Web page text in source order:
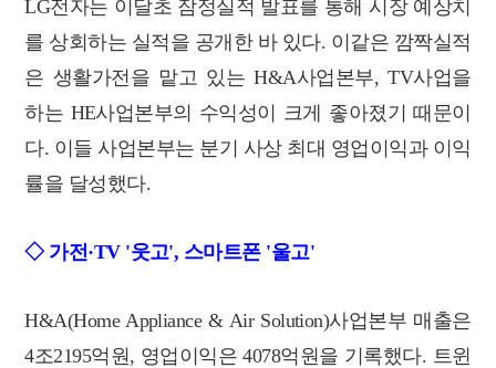
LG전자는 이달초 잠정실적 발표를 통해 시장 예상치
를 상회하는 실적을 공개한 바 있다. 이같은 깜짝실적
은 생활가전을 맡고 있는 H&A사업본부, TV사업을
하는 HE사업본부의 수익성이 크게 좋아졌기 때문이
다. 이들 사업본부는 분기 사상 최대 영업이익과 이익
률을 달성했다.
◇ 가전·TV '웃고', 스마트폰 '울고'
H&A(Home Appliance & Air Solution)사업본부 매출은
4조2195억원, 영업이익은 4078억원을 기록했다. 트윈